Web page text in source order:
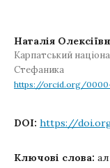
Наталія
Карпатський
Стефаника
https://orcid.org/
DOI: https://
Ключові слова: